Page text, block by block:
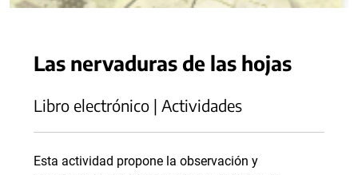
Las nervaduras de las hojas
Libro electrónico | Actividades
Esta actividad propone la observación y